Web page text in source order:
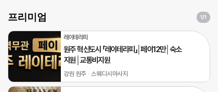
프리미엄 1/1
레이테라피
원주 혁신도시 「레이테라피」│페이12만│숙소
지원│교통비지원
강원 원주 스웨디시마사지